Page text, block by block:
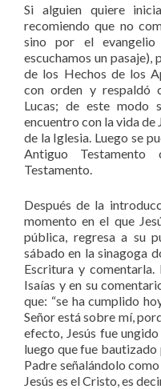
Si alguien quiere
recomiendo que no
sino por el
escuchamos un
de los Hechos de los
con orden y respaldó
Lucas; de este modo
encuentro con la vida de
de la Iglesia. Luego se
Antiguo
Testamento.
Después de la
momento en el que
pública, regresa a su
sábado en la sinagoga
Escritura y
Isaías y en su
que: “se ha cumplido
Señor está sobre mí,
efecto, Jesús fue
luego que fue bautizado
Padre señalándolo
Jesús es el Cristo, es